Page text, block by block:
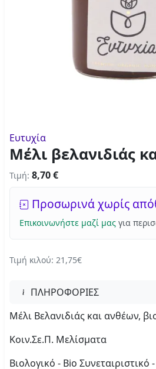
Ευτυχία
Μέλι βελανιδιάς
Τιμή: 8,70 €
Προσωρινά χωρίς
Επικοινωνήστε μαζί μας για
Τιμή κιλού: 21,75€
ΠΛΗΡΟΦΟΡΙΕΣ
Μέλι Βελανιδιάς και ανθέων,
Κοιν.Σε.Π. Μελίσματα
Βιολογικό - Bio Συνεταιριστικό